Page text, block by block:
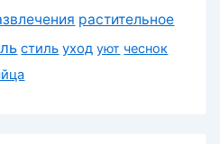
растительное
стиль уход уют чеснок